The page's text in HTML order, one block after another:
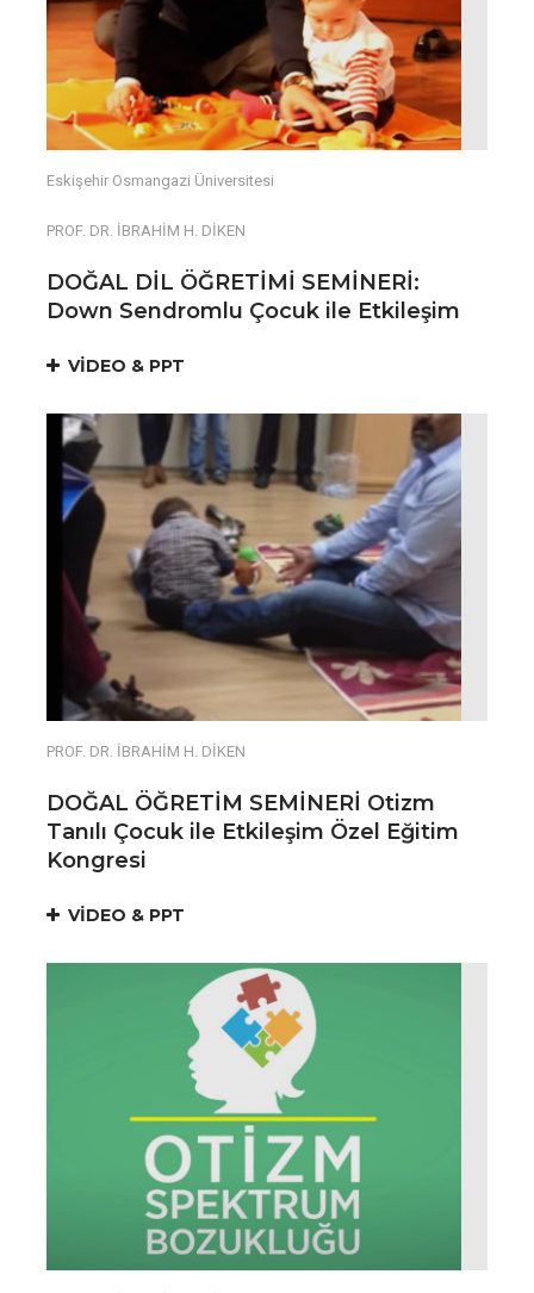
Eskişehir Osmangazi Üniversitesi ​
PROF. DR. İBRAHİM H. DİKEN
DOĞAL DİL ÖĞRETİMİ SEMİNERİ:
Down Sendromlu Çocuk ile Etkileşim ​
VİDEO & PPT
PROF. DR. İBRAHİM H. DİKEN
DOĞAL ÖĞRETİM SEMİNERİ Otizm
Tanılı Çocuk ile Etkileşim Özel Eğitim
Kongresi ​
VİDEO & PPT